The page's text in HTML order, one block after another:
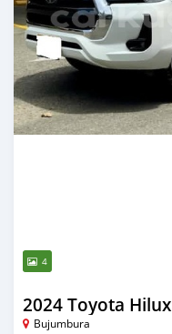
4
2024 Toyota Hilux
Bujumbura